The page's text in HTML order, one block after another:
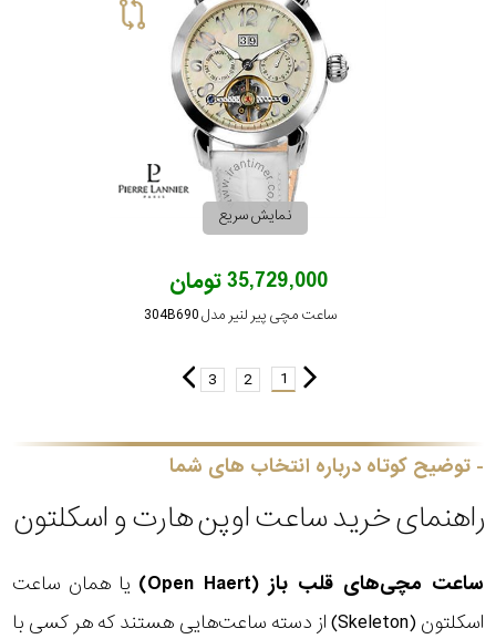
نمایش سریع
35,729,000 تومان
ساعت مچی پیر لنیر مدل 304B690
1
2
3
توضیح کوتاه درباره انتخاب های شما
راهنمای خرید ساعت اوپن هارت و اسکلتون
ساعت مچی‌های قلب باز (Open Haert)
یا همان ساعت
اسکلتون (Skeleton) از دسته ساعت‌هایی هستند که هر کسی با